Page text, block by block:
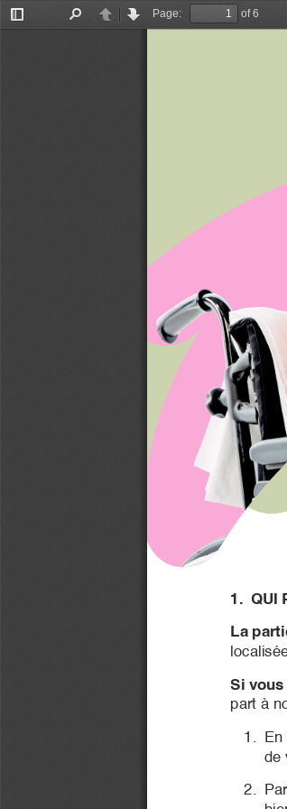
Toggle
PreviousNext
Page:
of 6
1. QUI
La
Si vous
part à
1. En
de
2.